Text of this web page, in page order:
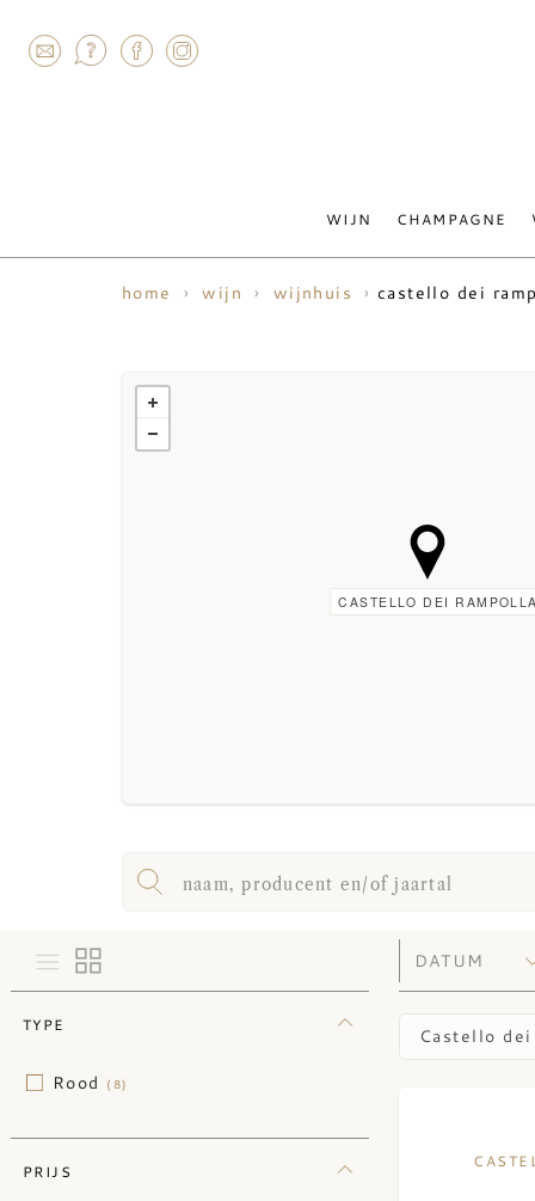
WIJN CHAMPAGNE
home wijn wijnhuis castello dei
CASTELLO DEI RAMPOLLA
TYPE
Rood (8)
PRIJS
Castello dei